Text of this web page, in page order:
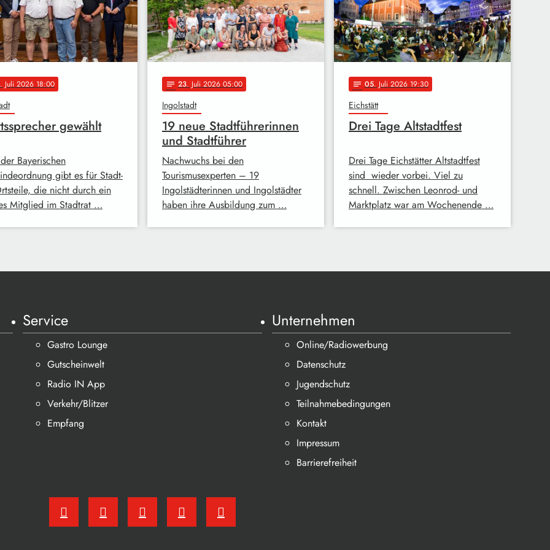
. Juli 2026 18:00
gewählt
Bayerischen
gibt es für Stadt-
die nicht durch ein
Mitglied im Stadtrat …
notes 23. Juli 2026 05:00
Ingolstadt
19 neue Stadtführerinnen
und Stadtführer
Nachwuchs bei den
Tourismusexperten – 19
Ingolstädterinnen und Ingolstädter
haben ihre Ausbildung zum …
notes 05. Juli 2026 19:30
Eichstätt
Drei Tage Altstadtfest
Drei Tage Eichstätter Altstadtfest
sind wieder vorbei. Viel zu
schnell. Zwischen Leonrod- und
Marktplatz war am Wochenende …
Service
Gastro Lounge
Gutscheinwelt
Radio IN App
Verkehr/Blitzer
Empfang
Unternehmen
Online/Radiowerbung
Datenschutz
Jugendschutz
Teilnahmebedingungen
Kontakt
Impressum
Barrierefreiheit